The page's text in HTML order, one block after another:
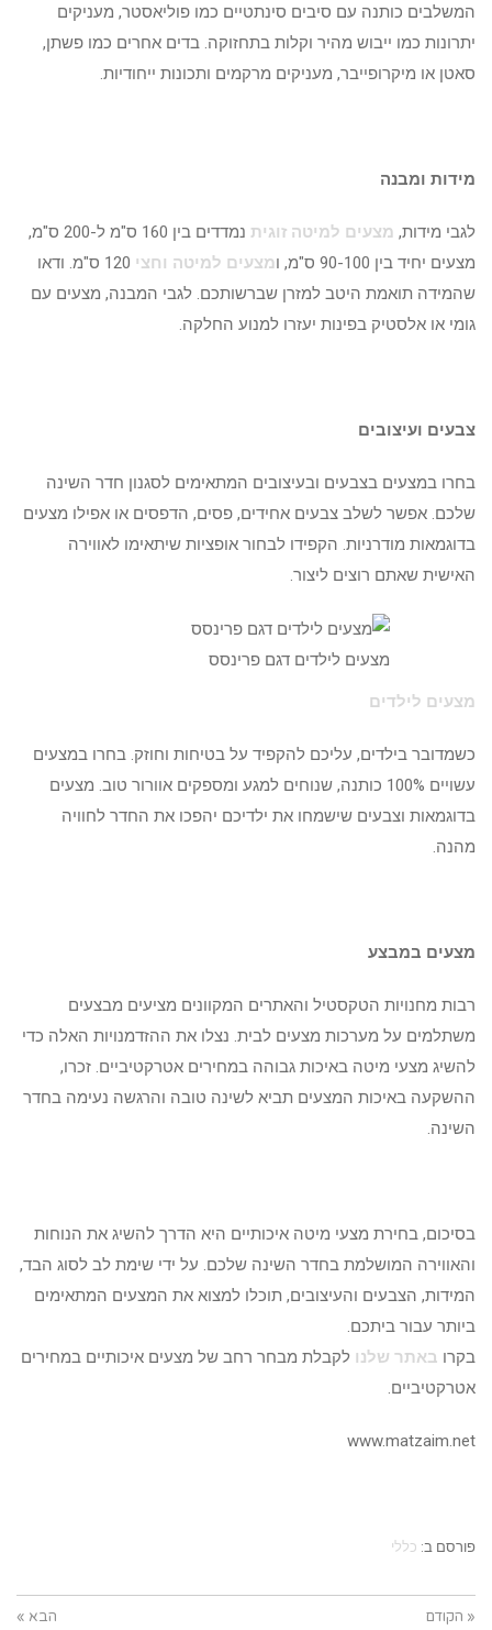
המשלבים כותנה עם סיבים סינתטיים כמו פוליאסטר, מעניקים
יתרונות כמו ייבוש מהיר וקלות בתחזוקה. בדים אחרים כמו פשתן,
סאטן או מיקרופייבר, מעניקים מרקמים ותכונות ייחודיות.
מידות ומבנה
לגבי מידות, מצעים למיטה זוגית
נמדדים בין 160 ס"מ ל-200 ס"מ,
מצעים יחיד בין 90-100 ס"מ, ו
מצעים למיטה וחצי
120 ס"מ. ודאו
שהמידה תואמת היטב למזרן שברשותכם. לגבי המבנה, מצעים עם
גומי או אלסטיק בפינות יעזרו למנוע החלקה.
צבעים ועיצובים
בחרו במצעים בצבעים ובעיצובים המתאימים לסגנון חדר השינה
שלכם. אפשר לשלב צבעים אחידים, פסים, הדפסים או אפילו מצעים
בדוגמאות מודרניות. הקפידו לבחור אופציות שיתאימו לאווירה
האישית שאתם רוצים ליצור.
מצעים לילדים דגם פרינסס
מצעים לילדים
כשמדובר בילדים, עליכם להקפיד על בטיחות וחוזק. בחרו במצעים
עשויים 100% כותנה, שנוחים למגע ומספקים אוורור טוב. מצעים
בדוגמאות וצבעים שישמחו את ילדיכם יהפכו את החדר לחוויה
מהנה.
מצעים במבצע
רבות מחנויות הטקסטיל והאתרים המקוונים מציעים מבצעים
משתלמים על מערכות מצעים לבית. נצלו את ההזדמנויות האלה כדי
להשיג מצעי מיטה באיכות גבוהה במחירים אטרקטיביים. זכרו,
ההשקעה באיכות המצעים תביא לשינה טובה והרגשה נעימה בחדר
השינה.
בסיכום, בחירת מצעי מיטה איכותיים היא הדרך להשיג את הנוחות
והאווירה המושלמת בחדר השינה שלכם. על ידי שימת לב לסוג הבד,
המידות, הצבעים והעיצובים, תוכלו למצוא את המצעים המתאימים
ביותר עבור ביתכם.
בקרו באתר שלנו לקבלת מבחר רחב של מצעים איכותיים במחירים
אטרקטיביים.
www.matzaim.net
פורסם ב: כללי
« הקודם הבא »